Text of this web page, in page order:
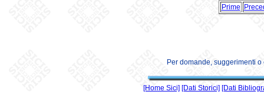
Prime
Per domande, suggerimenti
[Home Sici] [Dati Storici] [Dati